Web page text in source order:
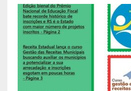
Editais
RPPS
RGF
RREO